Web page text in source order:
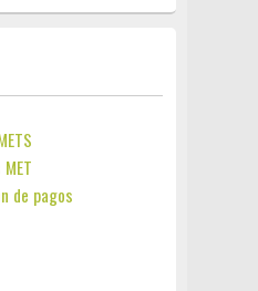
de pagos